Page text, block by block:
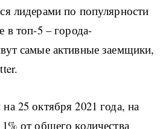
лидерами по популярности
в топ-5 – города-
самые активные заемщики,
25 октября 2021 года, на
от общего количества